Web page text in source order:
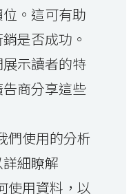
。這可有助
是否成功。
示讀者的特
商分享這些
們使用的分析
細瞭解
使用資料，以